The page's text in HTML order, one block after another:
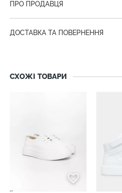
ПРО ПРОДАВЦЯ
ДОСТАВКА ТА ПОВЕРНЕННЯ
СХОЖІ ТОВАРИ